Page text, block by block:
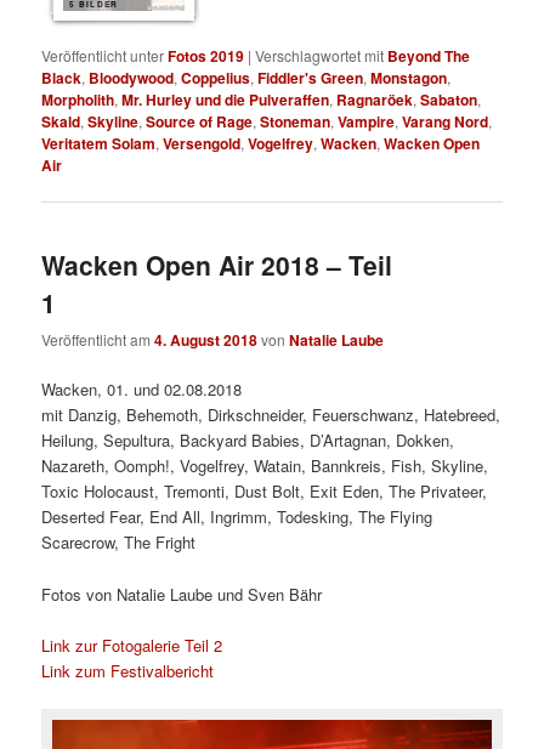
5 BILDER
Veröffentlicht unterFotos 2019 |Verschlagwortet mit Beyond The
Black, Bloodywood,Coppelius,Fiddler's Green,Monstagon,
Morpholith,Mr. Hurley und die Pulveraffen, Ragnaröek,Sabaton,
Skald,Skyline,Source of Rage,Stoneman,Vampire,Varang Nord,
Veritatem Solam,Versengold,Vogelfrey,Wacken,Wacken Open
Air
Wacken Open Air 2018 – Teil
1
Veröffentlicht am4. August 2018vonNatalie Laube
Wacken, 01. und 02.08.2018
mit Danzig, Behemoth, Dirkschneider, Feuerschwanz, Hatebreed,
Heilung, Sepultura, Backyard Babies, D’Artagnan, Dokken,
Nazareth, Oomph!, Vogelfrey, Watain, Bannkreis, Fish, Skyline,
Toxic Holocaust, Tremonti, Dust Bolt, Exit Eden, The Privateer,
Deserted Fear, End All, Ingrimm, Todesking, The Flying
Scarecrow, The Fright
Fotos von Natalie Laube und Sven Bähr
Link zur Fotogalerie Teil 2
Link zum Festivalbericht